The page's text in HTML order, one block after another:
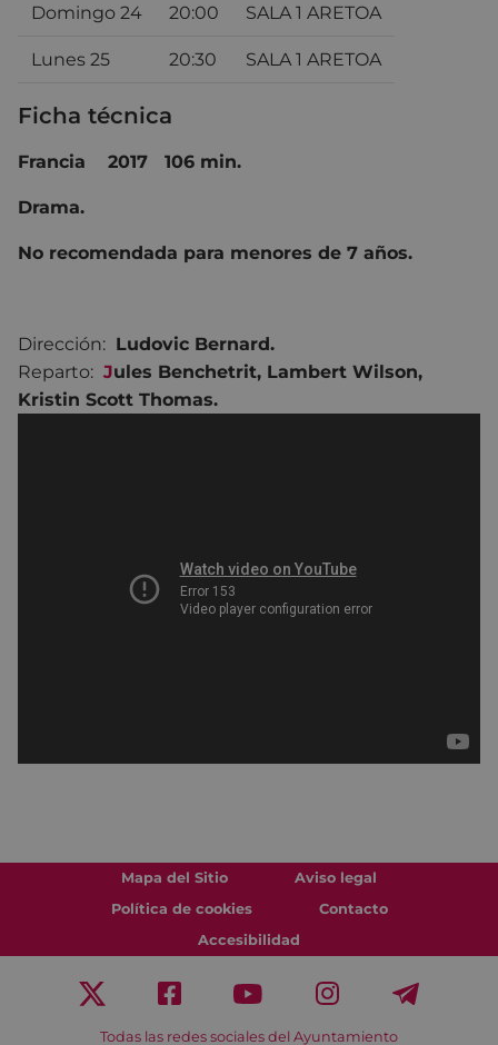
Domingo 24 20:00 SALA 1 ARETOA
Lunes 25 20:30 SALA 1 ARETOA
Ficha técnica
Francia 2017 106 min.
Drama.
No recomendada para menores de 7 años.
Dirección: Ludovic Bernard.
Reparto: Jules Benchetrit, Lambert Wilson,
Kristin Scott Thomas.
Mapa del Sitio
Aviso legal
Política de cookies
Contacto
Accesibilidad
Todas las redes sociales del Ayuntamiento